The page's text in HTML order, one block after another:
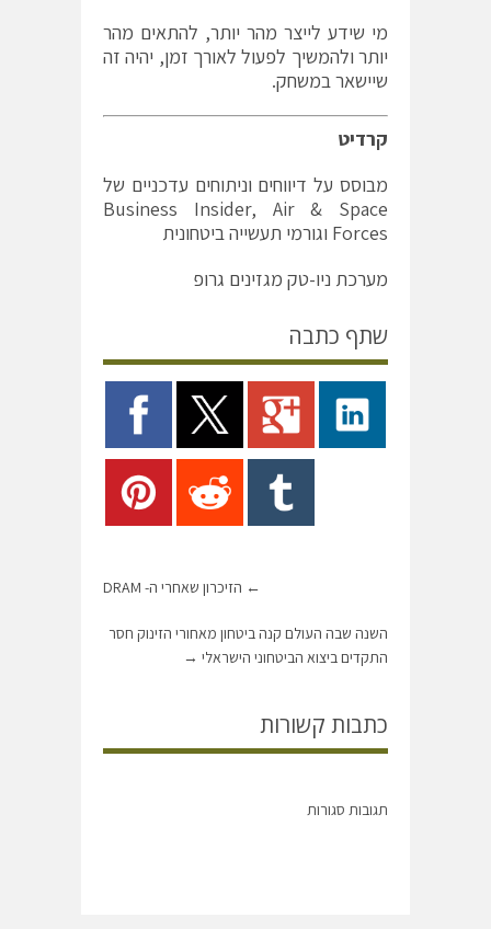
מי שידע לייצר מהר יותר, להתאים מהר
יותר ולהמשיך לפעול לאורך זמן, יהיה זה
שיישאר במשחק.
קרדיט
מבוסס על דיווחים וניתוחים עדכניים של
Business Insider, Air & Space
Forces וגורמי תעשייה ביטחונית
מערכת ניו-טק מגזינים גרופ
שתף כתבה
← הזיכרון שאחרי ה- DRAM
השנה שבה העולם קנה ביטחון מאחורי הזינוק חסר
התקדים ביצוא הביטחוני הישראלי →
כתבות קשורות
תגובות סגורות